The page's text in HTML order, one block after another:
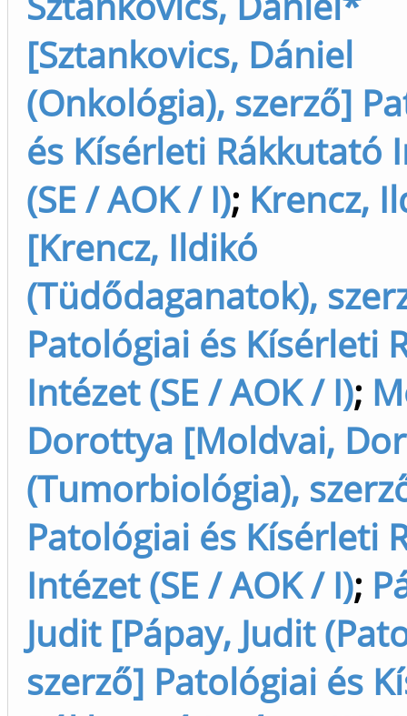
[Sztankovics, Dániel
(Onkológia), szerző]
és Kísérleti Rákkutató
(SE / AOK / I); Krencz,
[Krencz, Ildikó
(Tüdődaganatok),
Patológiai és Kísérleti
Intézet (SE / AOK / I);
Dorottya [Moldvai,
(Tumorbiológia),
Patológiai és Kísérleti
Intézet (SE / AOK / I);
Judit [Pápay, Judit
szerző] Patológiai és